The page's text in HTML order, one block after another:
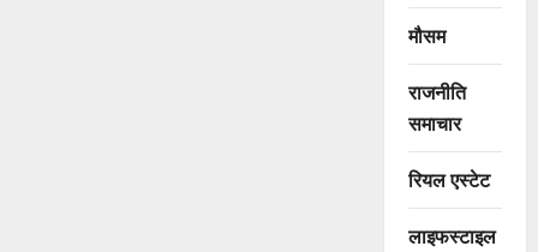
मौसम
राजनीति
समाचार
रियल एस्टेट
लाइफस्टाइल